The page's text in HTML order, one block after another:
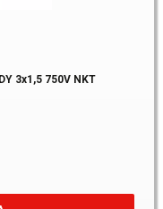
3x1,5 750V NKT